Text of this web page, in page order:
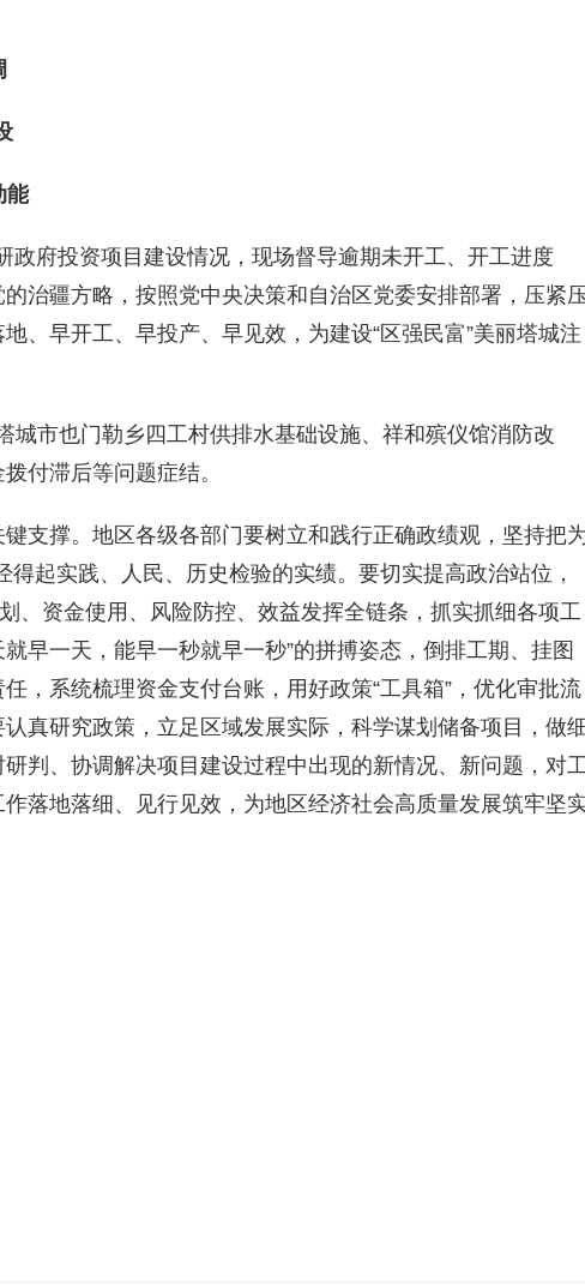
能
政府投资项目建设情况，现场督导逾期未开工、开工进度
治疆方略，按照党中央决策和自治区党委安排部署，压紧
、早开工、早投产、早见效，为建设“区强民富”美丽塔城注
城市也门勒乡四工村供排水基础设施、祥和殡仪馆消防改
付滞后等问题症结。
支撑。 地区各级各部门要树立和践行正确政绩观，坚持把
起实践、人民、历史检验的实绩。 要切实提高政治站位，
、资金使用、风险防控、效益发挥全链条，抓实抓细各项工
就早一天，能早一秒就早一秒”的拼搏姿态，倒排工期、挂图
，系统梳理资金支付台账，用好政策“工具箱”，优化审批流
认真研究政策，立足区域发展实际，科学谋划储备项目，做
判、协调解决项目建设过程中出现的新情况、新问题，对
落地落细、见行见效，为地区经济社会高质量发展筑牢坚